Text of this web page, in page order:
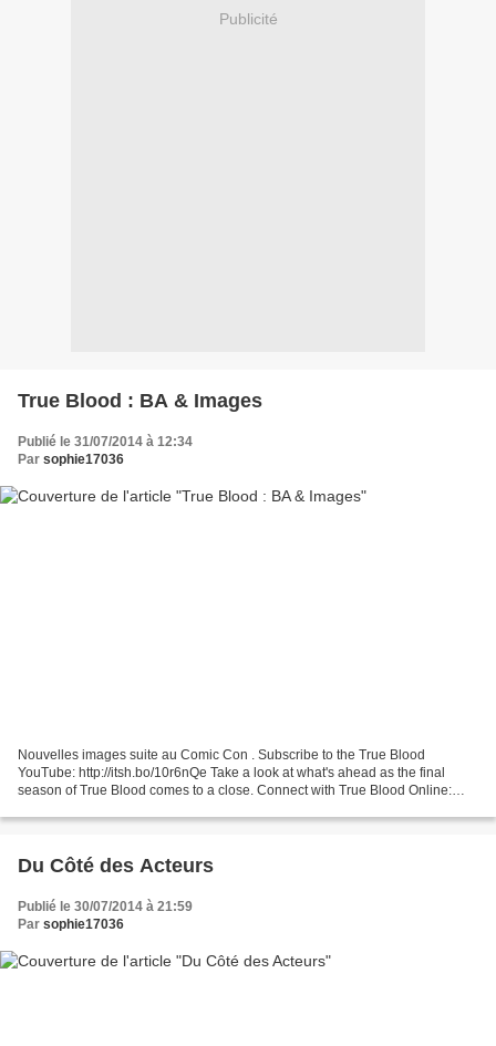
Publicité
True Blood : BA & Images
Publié le 31/07/2014 à 12:34
Par sophie17036
Nouvelles images suite au Comic Con . Subscribe to the True Blood
YouTube: http://itsh.bo/10r6nQe Take a look at what's ahead as the final
season of True Blood comes to a close. Connect with True Blood Online:
Du Côté des Acteurs
Publié le 30/07/2014 à 21:59
Par sophie17036